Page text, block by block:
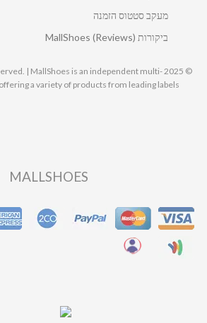
מעקב סטטוס הזמנה
ביקורות MallShoes (Reviews)
reserved. | MallShoes is an independent multi-
a variety of products from leading labels.
MALLSHOES